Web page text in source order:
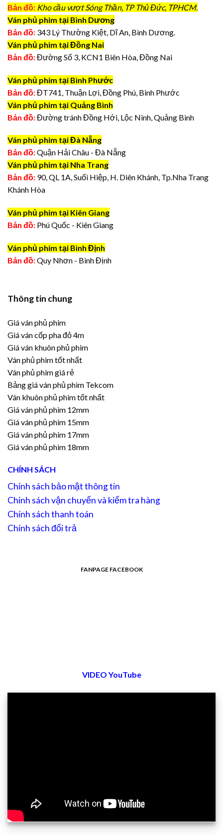
Bản đồ: Kho cầu vượt Sóng Thần, TP Thủ Đức, TPHCM.
Ván phủ phim tại Bình Dương
Bản đồ: 343 Lý Thường Kiệt, Dĩ An, Bình Dương.
Ván phủ phim tại Đồng Nai
Bản đồ:Đường Số 3, KCN1 Biên Hòa, Đồng Nai
Ván phủ phim tại Bình Phước
Bản đồ:ĐT741, Thuận Lợi, Đồng Phú, Bình Phước
Ván phủ phim tại Quảng Bình
Bản đồ:Đường tránh Đồng Hới, Lộc Ninh, Quảng Bình
Ván phủ phim tại Đà Nẵng
Bản đồ:Quận Hải Châu - Đà Nẵng
Ván phủ phim tại Nha Trang
Bản đồ: 90, QL 1A, Suối Hiệp, H. Diên Khánh, Tp.Nha Trang
Khánh Hòa
Ván phủ phim tại Kiên Giang
Bản đồ: Phú Quốc - Kiên Giang
Ván phủ phim tại Bình Định
Bản đồ:Quy Nhơn - Bình Định
Thông tin chung
Giá ván phủ phim
Giá ván cốp pha đỏ 4m
Giá ván khuôn phủ phim
Ván phủ phim tốt nhất
Ván phủ phim giá rẻ
Bảng giá ván phủ phim Tekcom
Ván khuôn phủ phim tốt nhất
Giá ván phủ phim 12mm
Giá ván phủ phim 15mm
Giá ván phủ phim 17mm
Giá ván phủ phim 18mm
CHÍNH SÁCH
Chính sách bảo mật thông tin
Chính sách vận chuyển và kiểm tra hàng
Chính sách thanh toán
Chính sách đổi trả
FANPAGE FACEBOOK
VIDEO YouTube